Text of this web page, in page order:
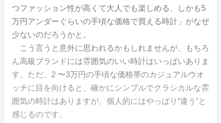
つファッション性が高くて大人でも楽しめる、しかも5
万円アンダーぐらいの手頃な価格で買える時計」がなぜ
少ないのだろうかと。
こう言うと意外に思われるかもしれませんが、もちろ
ん高級ブランドには雰囲気のいい時計はいっぱいありま
す。ただ、2 〜3万円の手頃な価格帯のカジュアルウオ
ッチに目を向けると、確かにシンプルでクラシカルな雰
囲気の時計はありますが、個人的にはやっぱり“違う”と
感じるのです。